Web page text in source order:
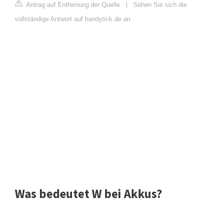
Antrag auf Entfernung der Quelle | Sehen Sie sich die
vollständige Antwort auf handytick.de an
Was bedeutet W bei Akkus?